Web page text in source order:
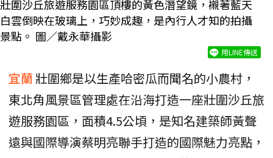
壯圍沙丘旅遊服務園區頂樓的黃色潛望鏡，襯著藍天
白雲倒映在玻璃上，巧妙成趣，是內行人才知的拍攝
景點。 圖／戴永華攝影
用LINE傳送
宜蘭壯圍鄉是以生產哈密瓜而聞名的小農村，
東北角風景區管理處在沿海打造一座壯圍沙丘旅
遊服務園區，面積4.5公頃，是知名建築師黃聲
遠與國際導演蔡明亮聯手打造的國際魅力亮點，